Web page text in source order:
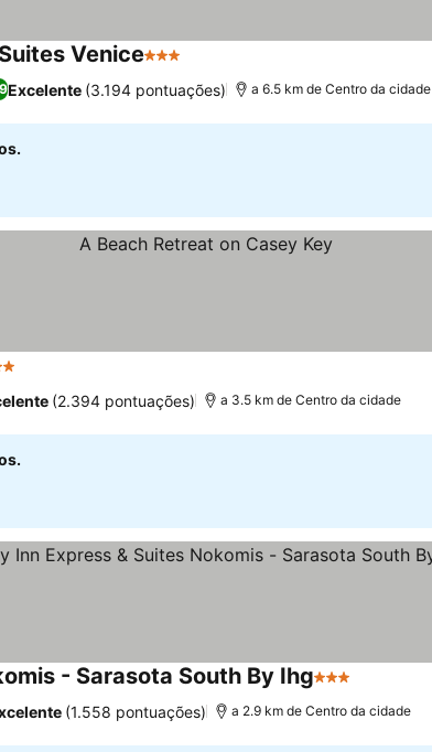
Venice3 Estrelas
Excelente (3.194 pontuações) a 6.5 km de Centro da cidade
(2.394 pontuações) a 3.5 km de Centro da cidade
- Sarasota South By Ihg3 Estrelas
(1.558 pontuações) a 2.9 km de Centro da cidade